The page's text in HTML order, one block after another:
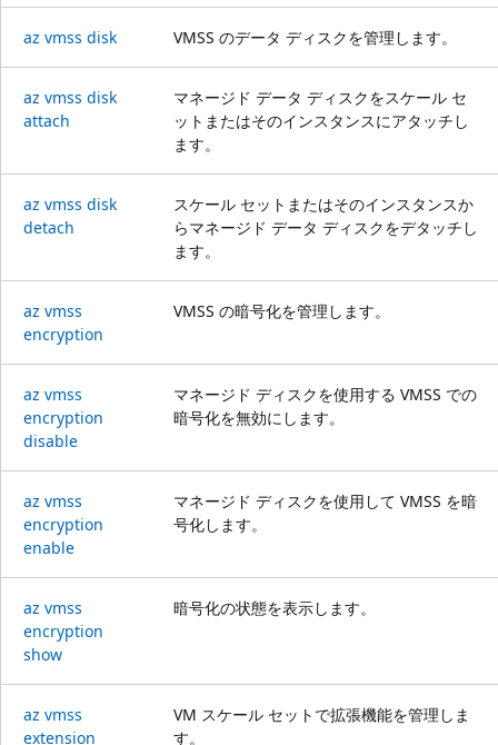
az vmss disk VMSS のデータ ディスクを管理します。
az vmss disk
attach
マネージド データ ディスクをスケール セ
ットまたはそのインスタンスにアタッチし
ます。
az vmss disk
detach
スケール セットまたはそのインスタンスか
らマネージド データ ディスクをデタッチし
ます。
az vmss
encryption
VMSS の暗号化を管理します。
az vmss
encryption
disable
マネージド ディスクを使用する VMSS での
暗号化を無効にします。
az vmss
encryption
enable
マネージド ディスクを使用して VMSS を暗
号化します。
az vmss
encryption
show
暗号化の状態を表示します。
az vmss
extension
VM スケール セットで拡張機能を管理しま
す。